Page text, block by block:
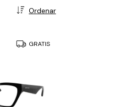
Ordenar
GRATIS